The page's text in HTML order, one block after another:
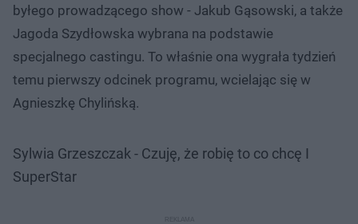
byłego prowadzącego show - Jakub Gąsowski, a także
Jagoda Szydłowska wybrana na podstawie
specjalnego castingu. To właśnie ona wygrała tydzień
temu pierwszy odcinek programu, wcielając się w
Agnieszkę Chylińską.
Sylwia Grzeszczak - Czuję, że robię to co chcę I
SuperStar